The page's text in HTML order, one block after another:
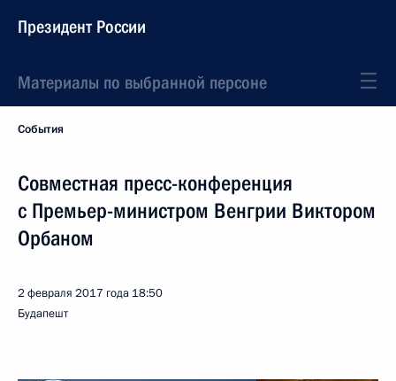
Президент России
Материалы по выбранной персоне
События
Совместная пресс-конференция
с Премьер-министром Венгрии Виктором
Орбаном
2 февраля 2017 года 18:50
Будапешт